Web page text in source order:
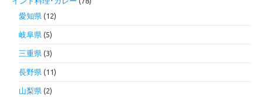
愛知県 (12)
岐阜県 (5)
三重県 (3)
長野県 (11)
山梨県 (2)